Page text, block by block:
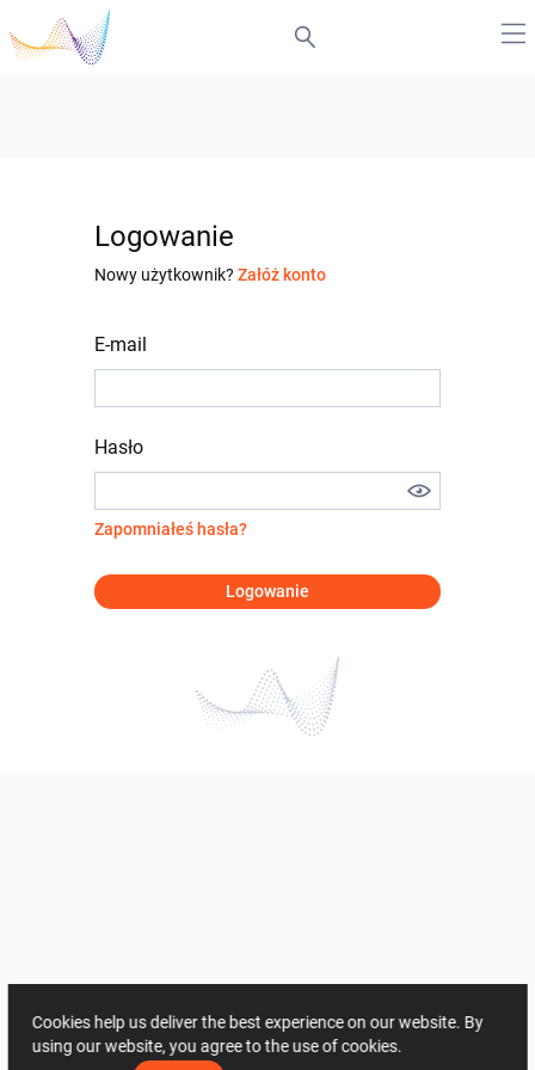
Logowanie
Nowy użytkownik? Załóż konto
E-mail
Hasło
Zapomniałeś hasła?
Logowanie
Cookies help us deliver the best experience on our website. By
using our website, you agree to the use of cookies.